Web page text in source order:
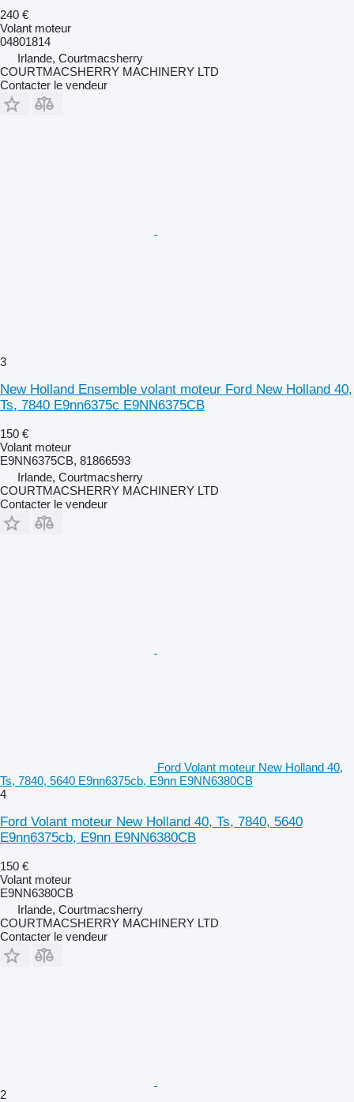
240 €
Volant moteur
04801814
Irlande, Courtmacsherry
COURTMACSHERRY MACHINERY LTD
Contacter le vendeur
3
New Holland Ensemble volant moteur Ford New Holland 40,
Ts, 7840 E9nn6375c E9NN6375CB
150 €
Volant moteur
E9NN6375CB, 81866593
Irlande, Courtmacsherry
COURTMACSHERRY MACHINERY LTD
Contacter le vendeur
Ford Volant moteur New Holland 40,
Ts, 7840, 5640 E9nn6375cb, E9nn E9NN6380CB
4
Ford Volant moteur New Holland 40, Ts, 7840, 5640
E9nn6375cb, E9nn E9NN6380CB
150 €
Volant moteur
E9NN6380CB
Irlande, Courtmacsherry
COURTMACSHERRY MACHINERY LTD
Contacter le vendeur
2